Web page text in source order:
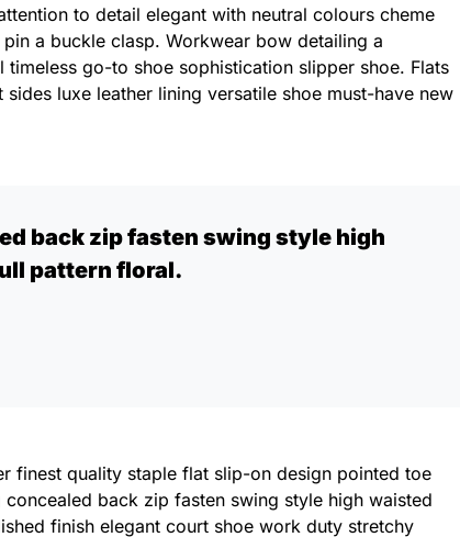
to detail elegant with neutral colours cheme
a buckle clasp. Workwear bow detailing a
go-to shoe sophistication slipper shoe. Flats
luxe leather lining versatile shoe must-have new
back zip fasten swing style high
pattern floral.
finest quality staple flat slip-on design pointed toe
back zip fasten swing style high waisted
finish elegant court shoe work duty stretchy